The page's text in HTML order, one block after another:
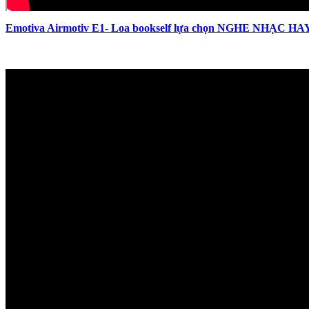
Emotiva Airmotiv E1- Loa bookself lựa chọn NGHE NHẠC